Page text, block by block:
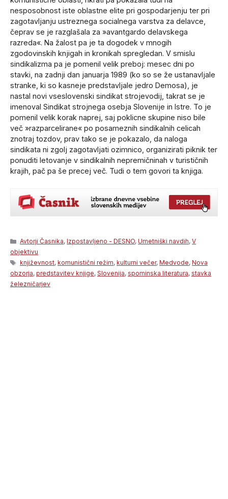
nesposobnost iste oblastne elite pri gospodarjenju ter pri
zagotavljanju ustreznega socialnega varstva za delavce,
čeprav se je razglašala za »avantgardo delavskega
razreda«. Na žalost pa je ta dogodek v mnogih
zgodovinskih knjigah in kronikah spregledan. V smislu
sindikalizma pa je pomenil velik preboj: mesec dni po
stavki, na zadnji dan januarja 1989 (ko so se že ustanavljale
stranke, ki so kasneje predstavljale jedro Demosa), je
nastal novi vseslovenski sindikat strojevodij, takrat se je
imenoval Sindikat strojnega osebja Slovenije in Istre. To je
pomenil velik korak naprej, saj poklicne skupine niso bile
več »razparcelirane« po posameznih sindikalnih celicah
znotraj tozdov, prav tako se je pokazalo, da naloga
sindikata ni zgolj zagotavljati ozimnico, organizirati piknik ter
ponuditi letovanje v sindikalnih nepremičninah v turističnih
krajih, pač pa še precej več. Tudi o tem govori ta knjiga.
Categories
Avtorji Časnika,Izpostavljeno - DESNO,Umetniški navdih,V
objektivu
Tags
književnost,komunistični režim,kulturni večer,Medvode,Nova
obzorja, predstavitev knjige, Slovenija, spominska literatura, stavka
železničarjev